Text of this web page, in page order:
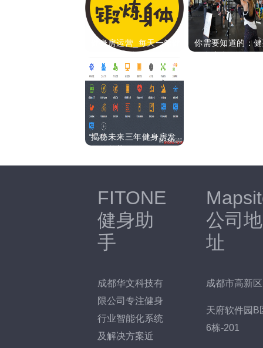
健身房运营_每天一篇健
你需要知道的：
揭秘未来三年健身房发
FITONE
健身助
手
成都华文科技有
限公司专注健身
行业智能化系统
及解决方案近
公司地
址
成都市高新区
天府软件园B
6栋-201